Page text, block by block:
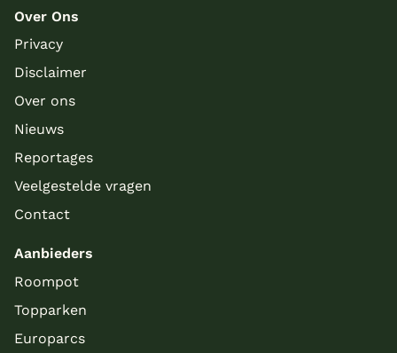
Over Ons
Privacy
Disclaimer
Over ons
Nieuws
Reportages
Veelgestelde vragen
Contact
Aanbieders
Roompot
Topparken
Europarcs